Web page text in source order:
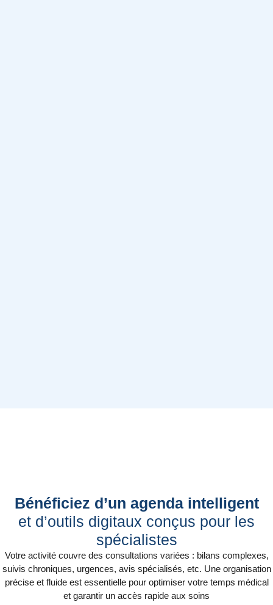
Bénéficiez d’un agenda intelligent
et d’outils digitaux conçus pour les
spécialistes
Votre activité couvre des consultations variées : bilans complexes,
suivis chroniques, urgences, avis spécialisés, etc. Une organisation
précise et fluide est essentielle pour optimiser votre temps médical
et garantir un accès rapide aux soins